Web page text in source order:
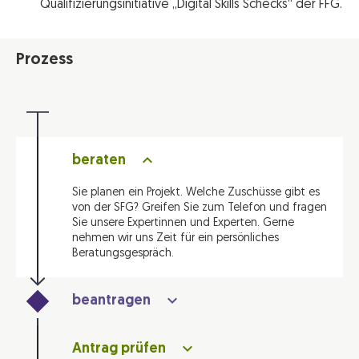
Qualifizierungsinitiative „Digital Skills Schecks“ der FFG.
Prozess
beraten
Sie planen ein Projekt. Welche Zuschüsse gibt es
von der SFG? Greifen Sie zum Telefon und fragen
Sie unsere Expertinnen und Experten. Gerne
nehmen wir uns Zeit für ein persönliches
Beratungsgespräch.
beantragen
Förderungsportal ein!
Antrag prüfen